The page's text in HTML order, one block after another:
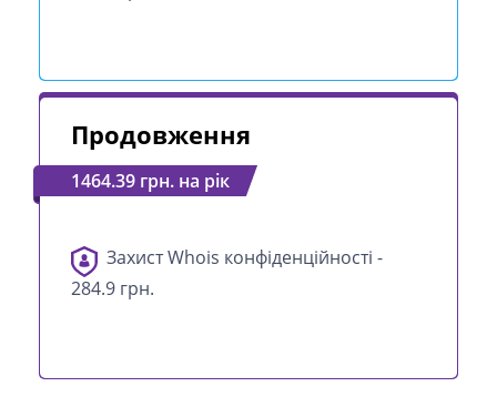
Продовження
1464.39 грн. на рік
Захист Whois конфіденційності -
284.9 грн.